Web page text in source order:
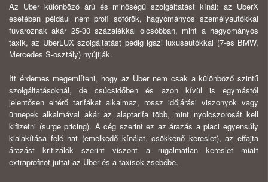
Az Uber különböző árú és minőségű szolgáltatást kínál: az UberX
esetében például nem profi sofőrök, hagyományos személyautókkal
fuvaroznak akár 25-30 százalékkal olcsóbban, mint a hagyományos
taxik, az UberLUX szolgáltatást pedig igazi luxusautókkal (7-es BMW,
Mercedes S-osztály) nyújtják.
Itt érdemes megemlíteni, hogy az Uber nem csak a különböző szintű
szolgáltatásoknál, de csúcsidőben és azon kívül is egymástól
jelentősen eltérő tarifákat alkalmaz, rossz időjárási viszonyok vagy
ünnepek alkalmával akár az alaptarifa több, mint nyolcszorosát kell
kifizetni (surge pricing). A cég szerint ez az árazás a piaci egyensúly
kialakítása felé hat (emelkedő kínálat, csökkenő kereslet), az effajta
árazást kritizálók szerint viszont a rugalmatlan kereslet miatt
extraprofitot juttat az Uber és a taxisok zsebébe.